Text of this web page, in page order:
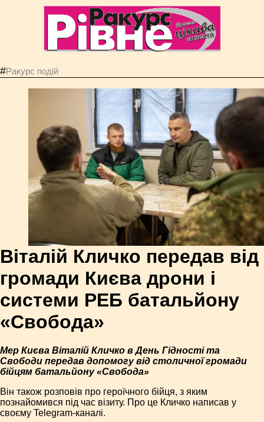
#Ракурс подій
Віталій Кличко передав від
громади Києва дрони і
системи РЕБ батальйону
«Свобода»
Мер Києва Віталій Кличко в День Гідності та
Свободи передав допомогу від столичної громади
бійцям батальйону «Свобода»
Він також розповів про героїчного бійця, з яким
познайомився під час візиту. Про це Кличко написав у
своєму Telegram-каналі.